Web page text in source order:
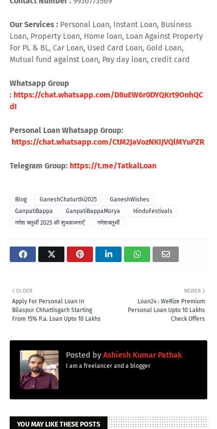
Our Services : Personal Loan, Instant Loan, Business
Loan, Property Loan, Home loan, Loan Against Property
For PL & BL, Car Loan, Used Card Loan, Gold Loan,
Mutual fund against Loan, Pay day loan, credit card
Whatsapp Group
: https://chat.whatsapp.com/D8uEW6r0DYQKrt9OnhQC
dI
Personal Loan Whatsapp Group:
https://chat.whatsapp.com/CtM2JaVozNKIJVQlMYuPZR
Telegram Group: https://t.me/TatkalLoan
Blog GaneshChaturthi2025
GaneshWishes
GanpatiBappa
GanpatiBappaMorya
HinduFestivals
गणेश चतुर्थी 2025 की शुभकामनाएँ
गणेशचतुर्थी
NEWER
Loan24 : WeRize Premium
Personal Loan Upto 10 Lakhs
Check Offers
OLDER
Apply For Personal Loan In
Bilaspur Chhattisgarh Starting
From 15% P.a. Loan Upto 10 Lakhs
Posted by Ashiesh Kumar Pathak
I am a freelancer and a blogger
YOU MAY LIKE THESE POSTS